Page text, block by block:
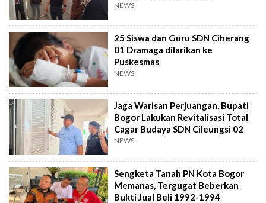
NEWS
25 Siswa dan Guru SDN Ciherang
01 Dramaga dilarikan ke
Puskesmas
NEWS
Jaga Warisan Perjuangan, Bupati
Bogor Lakukan Revitalisasi Total
Cagar Budaya SDN Cileungsi 02
NEWS
Sengketa Tanah PN Kota Bogor
Memanas, Tergugat Beberkan
Bukti Jual Beli 1992-1994